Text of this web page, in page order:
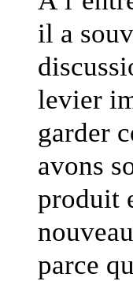
il a
levier
garder
avons
produit
parce